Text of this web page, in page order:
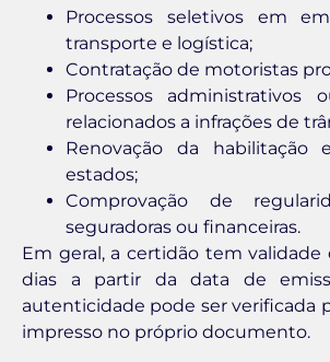
Processos seletivos em
transporte e logística;
Contratação de motoristas
Processos administrativos
relacionados a infrações de
Renovação da habilitação
estados;
Comprovação de
seguradoras ou financeiras.
Em geral, a certidão tem validade
dias a partir da data de
autenticidade pode ser verificada
impresso no próprio documento.